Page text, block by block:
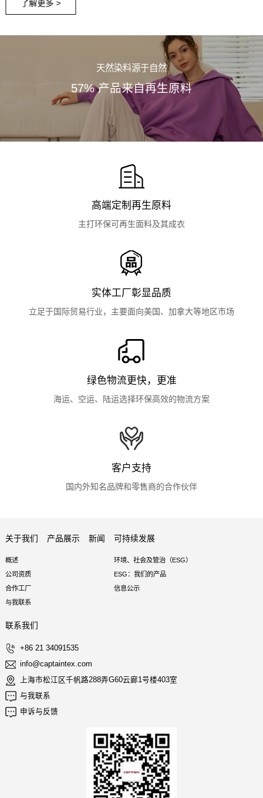
多为学者探讨了纺织服装行业未来该如何推动可持续发展。
了解更多 >
天然染料源于自然
57% 产品来自再生原料
高端定制再生原料
主打环保可再生面料及其成衣
实体工厂彰显品质
立足于国际贸易行业，主要面向美国、加拿大等地区市场
绿色物流更快，更准
海运、空运、陆运选择环保高效的物流方案
客户支持
国内外知名品牌和零售商的合作伙伴
关于我们
概述
公司资质
合作工厂
与我联系
产品展示 新闻 可持续发展
环境、社会及管治（ESG）
ESG：我们的产品
信息公示
联系我们
+86 21 34091535
info@captaintex.com
上海市松江区千帆路288弄G60云廊1号楼403室
与我联系
申诉与反馈